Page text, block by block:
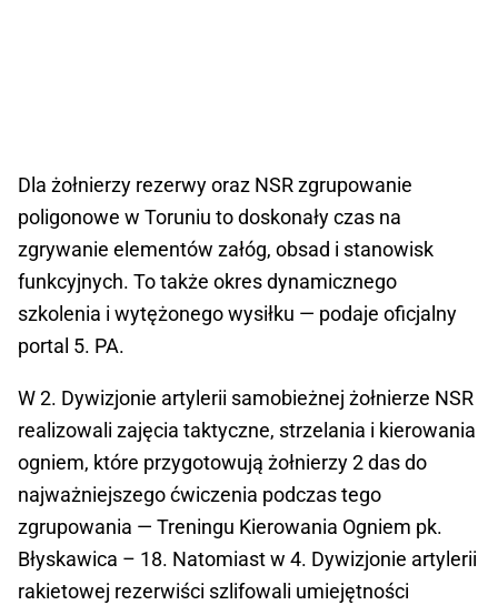
Dla żołnierzy rezerwy oraz NSR zgrupowanie
poligonowe w Toruniu to doskonały czas na
zgrywanie elementów załóg, obsad i stanowisk
funkcyjnych. To także okres dynamicznego
szkolenia i wytężonego wysiłku — podaje oficjalny
portal 5. PA.
W 2. Dywizjonie artylerii samobieżnej żołnierze NSR
realizowali zajęcia taktyczne, strzelania i kierowania
ogniem, które przygotowują żołnierzy 2 das do
najważniejszego ćwiczenia podczas tego
zgrupowania — Treningu Kierowania Ogniem pk.
Błyskawica – 18. Natomiast w 4. Dywizjonie artylerii
rakietowej rezerwiści szlifowali umiejętności